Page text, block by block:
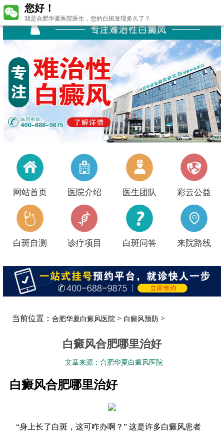
网站首页 医院介绍 医生团队 彩云公益
白斑自测 诊疗项目 白斑问答 来院路线
当前位置：合肥华夏白癜风医院 > 白癜风预防 >
白癜风合肥哪里治好
文章来源：合肥华夏白癜风医院
白癜风合肥哪里治好
“身上长了白斑，这可咋办啊？” 这是许多白癜风患者
您好！
我是合肥华夏医院医生，您的白斑发现多久了？